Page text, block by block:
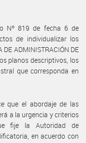
Nº 819 de fecha 6 de
de individualizar los
ADMINISTRACIÓN DE
planos descriptivos, los
que corresponda en
que el abordaje de las
a la urgencia y criterios
fije la Autoridad de
en acuerdo con